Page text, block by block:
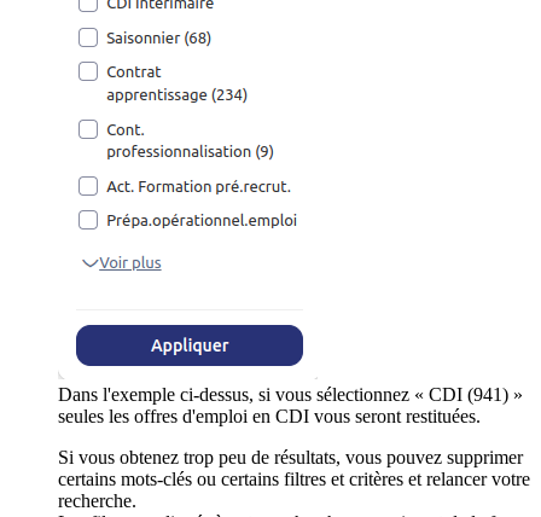
Dans l'exemple ci-dessus, si vous sélectionnez « CDI (941) »
seules les offres d'emploi en CDI vous seront restituées.
Si vous obtenez trop peu de résultats, vous pouvez supprimer
certains mots-clés ou certains filtres et critères et relancer votre
recherche.